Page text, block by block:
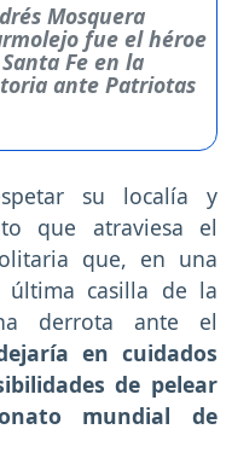
Mosquera
fue el héroe
Fe en la
ante Patriotas
su localía y
que atraviesa el
que, en una
última casilla de la
derrota ante el
en cuidados
de pelear
mundial de